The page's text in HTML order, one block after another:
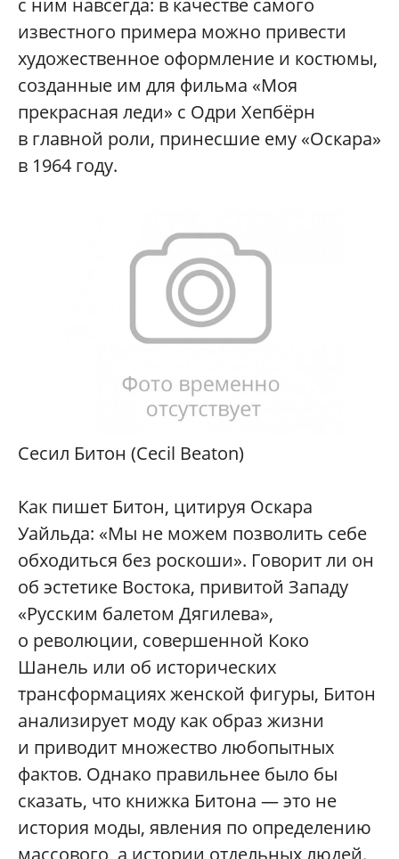
известного примера можно привести
художественное оформление и костюмы,
созданные им для фильма «Моя
прекрасная леди» с Одри Хепбёрн
в главной роли, принесшие ему «Оскара»
в 1964 году.
Сесил Битон (Cecil Beaton)
Как пишет Битон, цитируя Оскара
Уайльда: «Мы не можем позволить себе
обходиться без роскоши». Говорит ли он
об эстетике Востока, привитой Западу
«Русским балетом Дягилева»,
о революции, совершенной Коко
Шанель или об исторических
трансформациях женской фигуры, Битон
анализирует моду как образ жизни
и приводит множество любопытных
фактов. Однако правильнее было бы
сказать, что книжка Битона — это не
история моды, явления по определению
массового, а истории отдельных людей.